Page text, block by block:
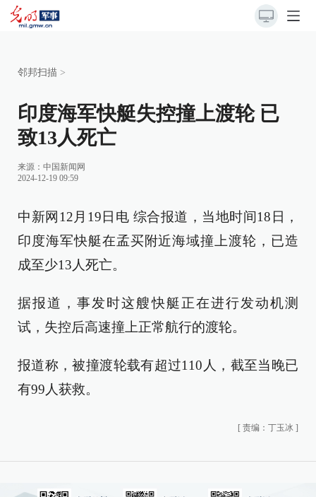
邻邦扫描 >
印度海军快艇失控撞上渡轮 已
致13人死亡
来源： 中国新闻网
2024-12-19 09:59
中新网12月19日电 综合报道，当地时间18日，
印度海军快艇在孟买附近海域撞上渡轮，已造
成至少13人死亡。
据报道，事发时这艘快艇正在进行发动机测
试，失控后高速撞上正常航行的渡轮。
报道称，被撞渡轮载有超过110人，截至当晚已
有99人获救。
[ 责编：丁玉冰 ]